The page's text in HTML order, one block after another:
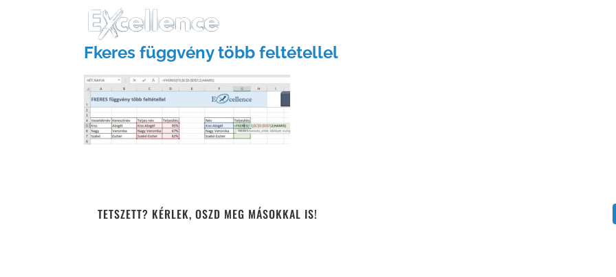
Fkeres függvény több feltétellel
TETSZETT? KÉRLEK, OSZD MEG MÁSOKKAL IS!